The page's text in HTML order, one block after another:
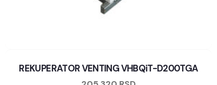
REKUPERATOR VENTING VHBQiT-D200TGA